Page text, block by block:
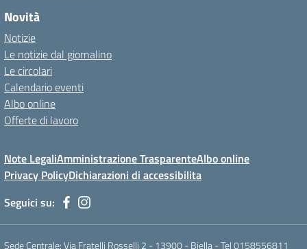
Novità
Notizie
Le notizie dal giornalino
Le circolari
Calendario eventi
Albo online
Offerte di lavoro
Note LegaliAmministrazione TrasparenteAlbo online
Privacy PolicyDichiarazioni di accessibilita
Seguici su:
Sede Centrale: Via Fratelli Rosselli 2 - 13900 - Biella - Tel 0158556811